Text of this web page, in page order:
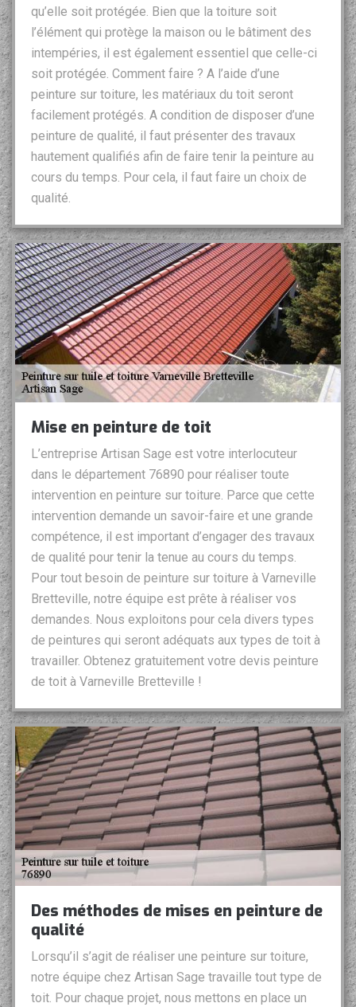
qu’elle soit protégée. Bien que la toiture soit
l’élément qui protège la maison ou le bâtiment des
intempéries, il est également essentiel que celle-ci
soit protégée. Comment faire ? A l’aide d’une
peinture sur toiture, les matériaux du toit seront
facilement protégés. A condition de disposer d’une
peinture de qualité, il faut présenter des travaux
hautement qualifiés afin de faire tenir la peinture au
cours du temps. Pour cela, il faut faire un choix de
qualité.
Mise en peinture de toit
L’entreprise Artisan Sage est votre interlocuteur
dans le département 76890 pour réaliser toute
intervention en peinture sur toiture. Parce que cette
intervention demande un savoir-faire et une grande
compétence, il est important d’engager des travaux
de qualité pour tenir la tenue au cours du temps.
Pour tout besoin de peinture sur toiture à Varneville
Bretteville, notre équipe est prête à réaliser vos
demandes. Nous exploitons pour cela divers types
de peintures qui seront adéquats aux types de toit à
travailler. Obtenez gratuitement votre devis peinture
de toit à Varneville Bretteville !
Des méthodes de mises en peinture de
qualité
Lorsqu’il s’agit de réaliser une peinture sur toiture,
notre équipe chez Artisan Sage travaille tout type de
toit. Pour chaque projet, nous mettons en place un